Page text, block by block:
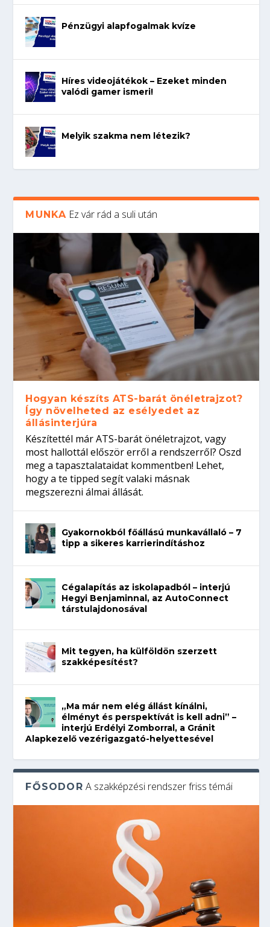
Pénzügyi alapfogalmak kvíze
Híres videojátékok – Ezeket minden
valódi gamer ismeri!
Melyik szakma nem létezik?
MUNKA Ez vár rád a suli után
Hogyan készíts ATS-barát önéletrajzot?
Így növelheted az esélyedet az
állásinterjúra
Készítettél már ATS-barát önéletrajzot, vagy
most hallottál először erről a rendszerről? Oszd
meg a tapasztalataidat kommentben! Lehet,
hogy a te tipped segít valaki másnak
megszerezni álmai állását.
Gyakornokból főállású munkavállaló – 7
tipp a sikeres karrierindításhoz
Cégalapítás az iskolapadból – interjú
Hegyi Benjaminnal, az AutoConnect
társtulajdonosával
Mit tegyen, ha külföldön szerzett
szakképesítést?
„Ma már nem elég állást kínálni,
élményt és perspektívát is kell adni” –
interjú Erdélyi Zomborral, a Gránit
Alapkezelő vezérigazgató-helyettesével
FŐSODOR A szakképzési rendszer friss témái